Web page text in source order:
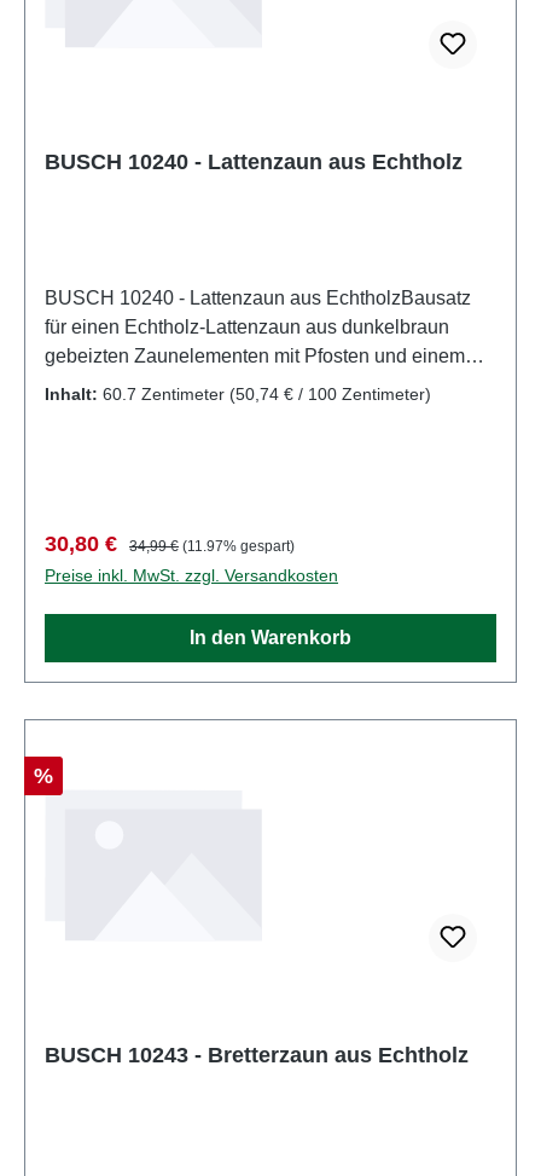
BUSCH 10240 - Lattenzaun aus Echtholz
BUSCH 10240 - Lattenzaun aus EchtholzBausatz
für einen Echtholz-Lattenzaun aus dunkelbraun
gebeizten Zaunelementen mit Pfosten und einem
Eingangstor. Abmessungen pro Zaunelement: ca.
Nr.: DE 41143719
Inhalt: 60.7 Zentimeter (50,74 € / 100 Zentimeter)
Verkaufspreis:
30,80 € Regulärer Preis:
34,99 € (11.97% gespart)
Preise inkl. MwSt. zzgl. Versandkosten
In den Warenkorb
Rabatt
%
BUSCH 10243 - Bretterzaun aus Echtholz